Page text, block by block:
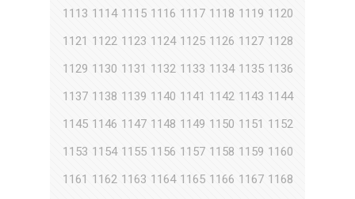
1113 1114 1115 1116 1117 1118 1119 1120
1121 1122 1123 1124 1125 1126 1127 1128
1129 1130 1131 1132 1133 1134 1135 1136
1137 1138 1139 1140 1141 1142 1143 1144
1145 1146 1147 1148 1149 1150 1151 1152
1153 1154 1155 1156 1157 1158 1159 1160
1161 1162 1163 1164 1165 1166 1167 1168